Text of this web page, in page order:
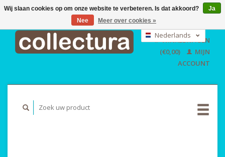
EUR
GBP
USD
Nederlands
English
WINKELWAGEN
(€0,00)
MIJN
ACCOUNT
Wij slaan cookies op om onze website te verbeteren. Is dat akkoord?
Ja
Nee
Meer over cookies »